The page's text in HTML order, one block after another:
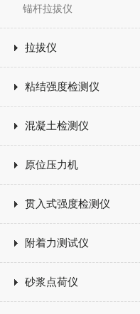
锚杆拉拔仪
拉拔仪
粘结强度检测仪
混凝土检测仪
原位压力机
贯入式强度检测仪
附着力测试仪
砂浆点荷仪